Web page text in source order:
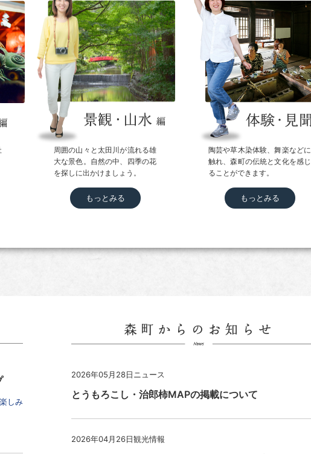
周囲の山々と太田川が流れる雄
大な景色。自然の中、四季の花
を探しに出かけましょう。
もっとみる
陶芸や草木染体験、舞楽などに
触れ、森町の伝統と文化を感じ
ることができます。
もっとみる
しみ
2026年05月28日ニュース
とうもろこし・治郎柿MAPの掲載について
2026年04月26日観光情報